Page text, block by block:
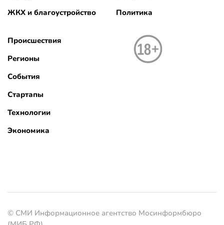
ЖКХ и благоустройство
Политика
Происшествия
Регионы
События
Стартапы
Технологии
Экономика
© СМИ Информационное агентство Мосинформбюро